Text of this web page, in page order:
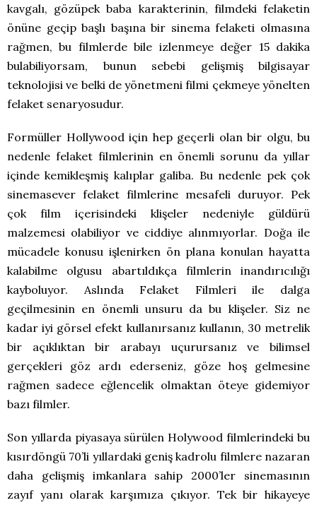
kavgalı, gözüpek baba karakterinin, filmdeki felaketin
önüne geçip başlı başına bir sinema felaketi olmasına
rağmen, bu filmlerde bile izlenmeye değer 15 dakika
bulabiliyorsam, bunun sebebi gelişmiş bilgisayar
teknolojisi ve belki de yönetmeni filmi çekmeye yönelten
felaket senaryosudur.
Formüller Hollywood için hep geçerli olan bir olgu, bu
nedenle felaket filmlerinin en önemli sorunu da yıllar
içinde kemikleşmiş kalıplar galiba. Bu nedenle pek çok
sinemasever felaket filmlerine mesafeli duruyor. Pek
çok film içerisindeki klişeler nedeniyle güldürü
malzemesi olabiliyor ve ciddiye alınmıyorlar. Doğa ile
mücadele konusu işlenirken ön plana konulan hayatta
kalabilme olgusu abartıldıkça filmlerin inandırıcılığı
kayboluyor. Aslında Felaket Filmleri ile dalga
geçilmesinin en önemli unsuru da bu klişeler. Siz ne
kadar iyi görsel efekt kullanırsanız kullanın, 30 metrelik
bir açıklıktan bir arabayı uçurursanız ve bilimsel
gerçekleri göz ardı ederseniz, göze hoş gelmesine
rağmen sadece eğlencelik olmaktan öteye gidemiyor
bazı filmler.
Son yıllarda piyasaya sürülen Holywood filmlerindeki bu
kısırdöngü 70’li yıllardaki geniş kadrolu filmlere nazaran
daha gelişmiş imkanlara sahip 2000’ler sinemasının
zayıf yanı olarak karşımıza çıkıyor. Tek bir hikayeye